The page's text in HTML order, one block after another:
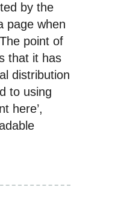
by the
page when
point of
that it has
distribution
to using
here’,